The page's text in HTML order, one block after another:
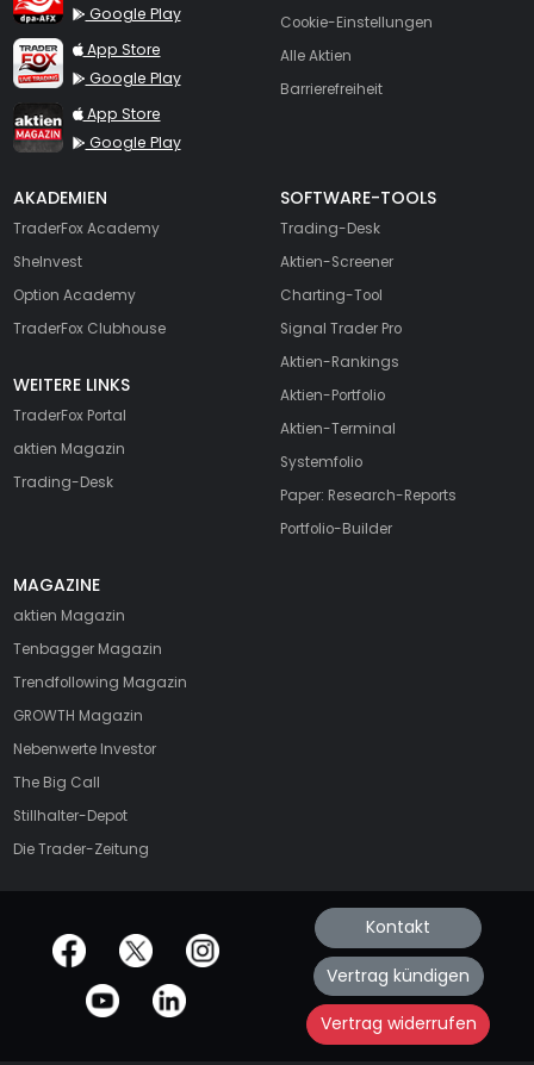
Google Play
TraderFox Live Trading
App Store
Google Play
TraderFox aktien Magazin
App Store
Google Play
Cookie-Einstellungen
Alle Aktien
Barrierefreiheit
AKADEMIEN
TraderFox Academy
SheInvest
Option Academy
TraderFox Clubhouse
WEITERE LINKS
TraderFox Portal
aktien Magazin
Trading-Desk
SOFTWARE-TOOLS
Trading-Desk
Aktien-Screener
Charting-Tool
Signal Trader Pro
Aktien-Rankings
Aktien-Portfolio
Aktien-Terminal
Systemfolio
Paper: Research-Reports
Portfolio-Builder
MAGAZINE
aktien Magazin
Tenbagger Magazin
Trendfollowing Magazin
GROWTH Magazin
Nebenwerte Investor
The Big Call
Stillhalter-Depot
Die Trader-Zeitung
offizielle Social Media-Accounts Kontakt
Vertrag kündigen
Vertrag widerrufen